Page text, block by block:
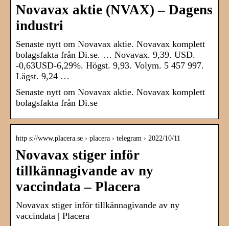
Novavax aktie (NVAX) – Dagens
industri
Senaste nytt om Novavax aktie. Novavax komplett
bolagsfakta från Di.se. … Novavax. 9,39. USD.
-0,63USD-6,29%. Högst. 9,93. Volym. 5 457 997.
Lägst. 9,24 …
Senaste nytt om Novavax aktie. Novavax komplett
bolagsfakta från Di.se
http s://www.placera.se › placera › telegram › 2022/10/11
Novavax stiger inför
tillkännagivande av ny
vaccindata – Placera
Novavax stiger inför tillkännagivande av ny
vaccindata | Placera